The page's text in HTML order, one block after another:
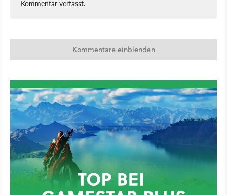
Kommentar verfasst.
Kommentare einblenden